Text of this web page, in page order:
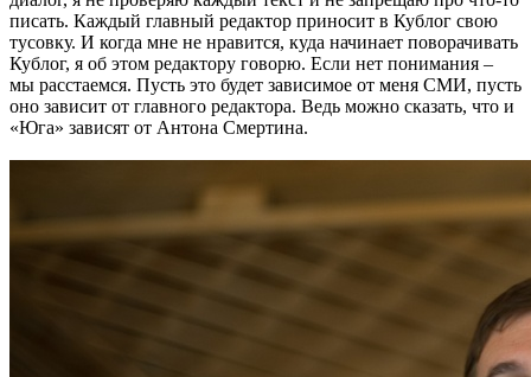
писать. Каждый главный редактор приносит в Кублог свою
тусовку. И когда мне не нравится, куда начинает поворачивать
Кублог, я об этом редактору говорю. Если нет понимания –
мы расстаемся. Пусть это будет зависимое от меня СМИ, пусть
оно зависит от главного редактора. Ведь можно сказать, что и
«Юга» зависят от Антона Смертина.